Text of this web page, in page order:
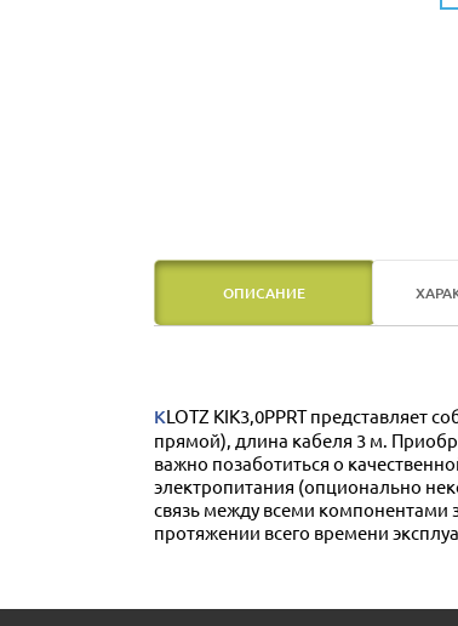
ОПИСАНИЕ
KLOTZ KIK3,0PPRT представляет собой готовый инструментальный кабель. Цвет кабеля красный. Разъемы коммутации кабеля - 1/4 Jack х 2 (Mono, прямой-
прямой), длина кабеля 3 м.
важно позаботиться о
электропитания (опционально
связь между всеми компонентами
протяжении всего времени